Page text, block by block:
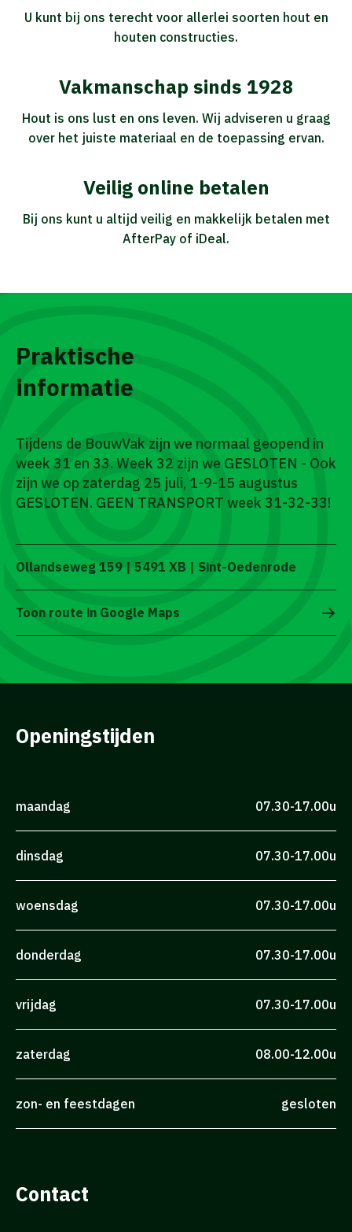
U kunt bij ons terecht voor allerlei soorten hout en
houten constructies.
Vakmanschap sinds 1928
Hout is ons lust en ons leven. Wij adviseren u graag
over het juiste materiaal en de toepassing ervan.
Veilig online betalen
Bij ons kunt u altijd veilig en makkelijk betalen met
AfterPay of iDeal.
Praktische
informatie
Tijdens de BouwVak zijn we normaal geopend in
week 31 en 33. Week 32 zijn we GESLOTEN - Ook
zijn we op zaterdag 25 juli, 1-9-15 augustus
GESLOTEN. GEEN TRANSPORT week 31-32-33!
Ollandseweg 159 | 5491 XB | Sint-Oedenrode
Toon route in Google Maps
Openingstijden
maandag 07.30-17.00u
dinsdag 07.30-17.00u
woensdag 07.30-17.00u
donderdag 07.30-17.00u
vrijdag 07.30-17.00u
zaterdag 08.00-12.00u
zon- en feestdagen gesloten
Contact